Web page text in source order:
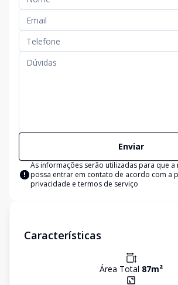
Enviar
As informações serão utilizadas para que a
possa entrar em contato de acordo com a
privacidade e termos de serviço
Características
Área Total 87m²